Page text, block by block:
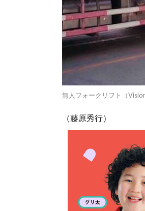
無人フォークリフト（
（藤原秀行）